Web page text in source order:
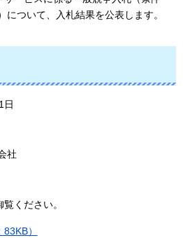
ついて、入札結果を公表します。
日
社
ください。
）